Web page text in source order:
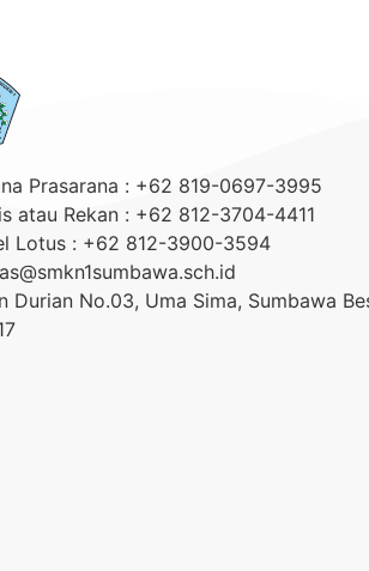
Prasarana : +62 819-0697-3995
atau Rekan : +62 812-3704-4411
Lotus : +62 812-3900-3594
Durian No.03, Uma Sima, Sumbawa